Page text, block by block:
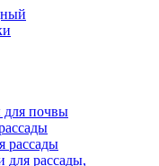
для почвы
рассады
для рассады,